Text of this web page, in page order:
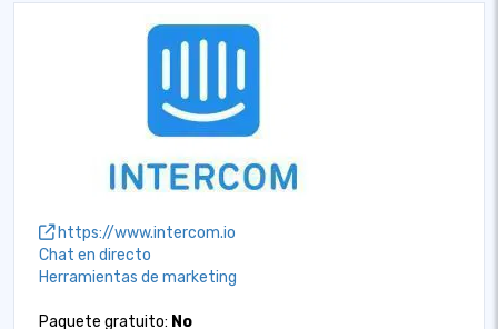
https://www.intercom.io
Chat en directo
Herramientas de marketing
Paquete gratuito: No